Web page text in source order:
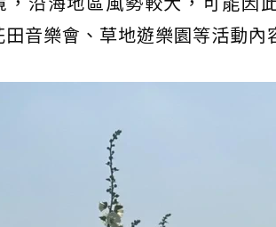
音樂會、草地遊樂園等活動內